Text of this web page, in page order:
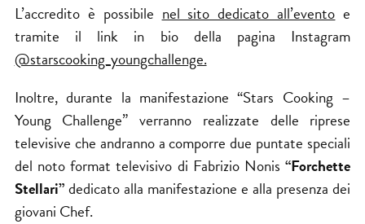
L’accredito è possibile nel sito dedicato all’evento e
tramite il link in bio della pagina Instagram
@starscooking_youngchallenge.
Inoltre, durante la manifestazione “Stars Cooking –
Young Challenge” verranno realizzate delle riprese
televisive che andranno a comporre due puntate speciali
del noto format televisivo di Fabrizio Nonis“Forchette
Stellari”dedicato alla manifestazione e alla presenza dei
giovani Chef.